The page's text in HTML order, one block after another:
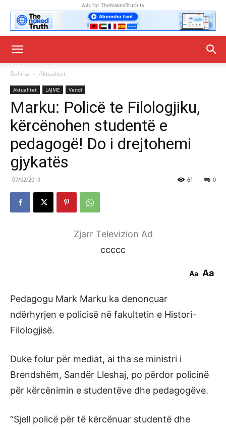
Ads for TheNakedTruth.tv
Ballina Aktualitet
Aktualitet LAJME Vendi
Marku: Policë te Filologjiku,
kërcënohen studentë e
pedagogë! Do i drejtohemi
gjykatës
07/02/2019 0
61
Zjarr Televizion Ad
ccccc
Aa Aa
Pedagogu Mark Marku ka denoncuar
ndërhyrjen e policisë në fakultetin e Histori-
Filologjisë.
Duke folur për mediat, ai tha se ministri i
Brendshëm, Sandër Lleshaj, po përdor policinë
për kërcënimin e studentëve dhe pedagogëve.
“Sjell policë për të kërcënuar studentë dhe